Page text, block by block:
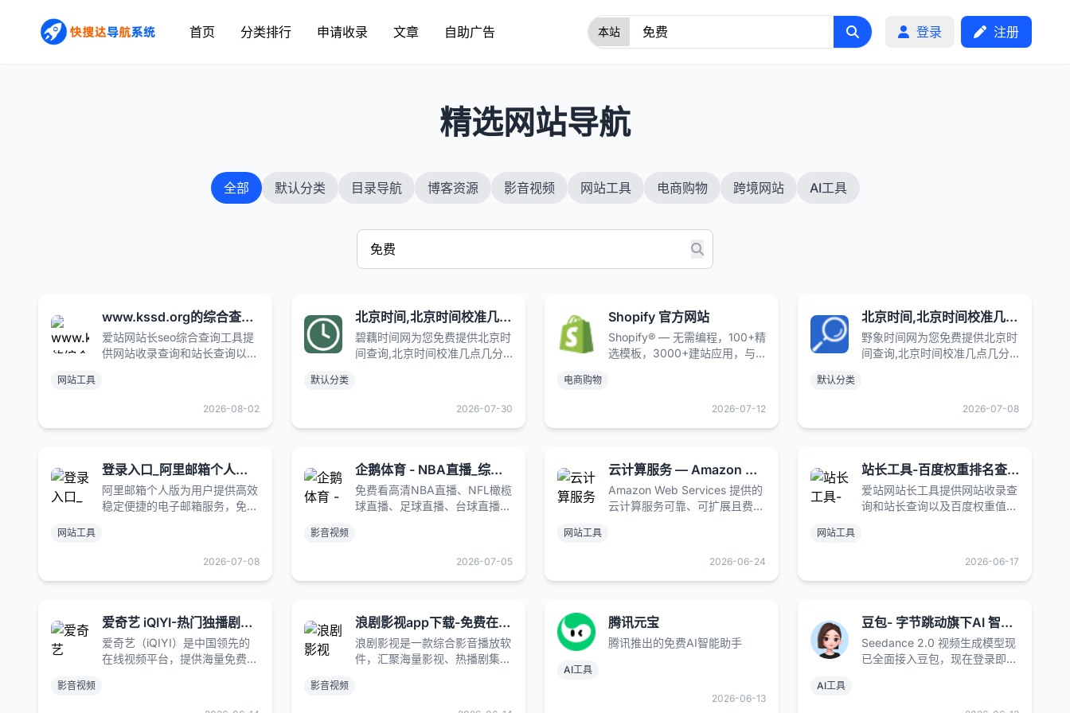
首页 分类排行 申请收录 文章 自助广告 登录 注册
精选网站导航
全部 默认分类 目录导航 博客资源 影音视频 网站工具 电商购物 跨境网站 AI工具
www.kssd.org的综合查询_爱站网
爱站网站长seo综合查询工具提
供网站收录查询和站长查询以及
网站工具
2026-08-02
北京时间,北京时间校准几点几分几秒,在线时差换算_碧藕时间网
碧藕时间网为您免费提供北京时
间查询,北京时间校准几点几分
询、与北京时差对照表等信息。
默认分类
2026-07-30
Shopify 官方网站
Shopify® — 无需编程，100+精
选模板，3000+建站应用，与
电商。功能齐全的博客平台。
100 多个专业模板。发货整合。
电商购物
2026-07-12
北京时间,北京时间校准几点几分几秒,在线时差换算_野象时间网
野象时间网为您免费提供北京时
间查询,北京时间校准几点几分
询、与北京时差对照表等信息。
默认分类
2026-07-08
登录入口_阿里邮箱个人版-阿里云
阿里邮箱个人版为用户提供高效
稳定便捷的电子邮箱服务，免费
网站工具
2026-07-08
企鹅体育 - NBA直播_综合体育视频网站_高清CBA/台球直播在线观看 - 企鹅直播
免费看高清NBA直播、NFL橄榄
球直播、足球直播、台球直播，
影音视频
2026-07-05
云计算服务 — Amazon Web Services（AWS）
Amazon Web Services 提供的
云计算服务可靠、可扩展且费用
网站工具
2026-06-24
站长工具-百度权重排名查询-站长seo查询 - 爱站网
爱站网站长工具提供网站收录查
询和站长查询以及百度权重值查
网站工具
2026-06-17
爱奇艺 iQIYI-热门独播剧集在线观看
爱奇艺（iQIYI）是中国领先的
在线视频平台，提供海量免费正
影音视频
浪剧影视app下载-免费在线电影-在线电视剧-在线综艺-在线动漫
浪剧影视是一款综合影音播放软
件，汇聚海量影视、热播剧集、
影音视频
腾讯元宝
腾讯推出的免费AI智能助手
AI工具
2026-06-13
豆包- 字节跳动旗下AI 智能助手
Seedance 2.0 视频生成模型现
已全面接入豆包，现在登录即可
AI工具